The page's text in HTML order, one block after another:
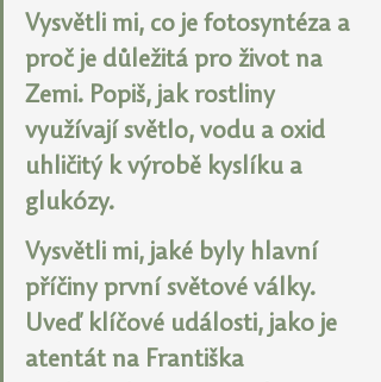
Vysvětli mi, co je fotosyntéza a
proč je důležitá pro život na
Zemi. Popiš, jak rostliny
využívají světlo, vodu a oxid
uhličitý k výrobě kyslíku a
glukózy.
Vysvětli mi, jaké byly hlavní
příčiny první světové války.
Uveď klíčové události, jako je
atentát na Františka